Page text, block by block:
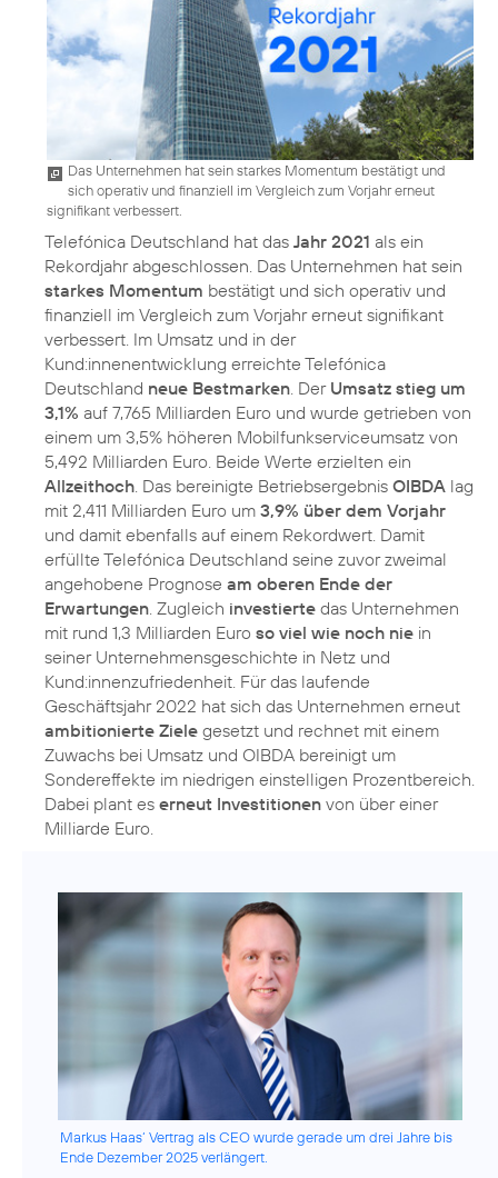
Das Unternehmen hat sein starkes Momentum bestätigt und
sich operativ und finanziell im Vergleich zum Vorjahr erneut
signifikant verbessert.
Telefónica Deutschland hat das Jahr 2021 als ein
Rekordjahr abgeschlossen. Das Unternehmen hat sein
starkes Momentum bestätigt und sich operativ und
finanziell im Vergleich zum Vorjahr erneut signifikant
verbessert. Im Umsatz und in der
Kund:innenentwicklung erreichte Telefónica
Deutschland neue Bestmarken . Der Umsatz stieg um
3,1% auf 7,765 Milliarden Euro und wurde getrieben von
einem um 3,5% höheren Mobilfunkserviceumsatz von
5,492 Milliarden Euro. Beide Werte erzielten ein
Allzeithoch . Das bereinigte Betriebsergebnis OIBDA lag
mit 2,411 Milliarden Euro um 3,9% über dem Vorjahr
und damit ebenfalls auf einem Rekordwert. Damit
erfüllte Telefónica Deutschland seine zuvor zweimal
angehobene Prognose am oberen Ende der
Erwartungen . Zugleich investierte das Unternehmen
mit rund 1,3 Milliarden Euro so viel wie noch nie in
seiner Unternehmensgeschichte in Netz und
Kund:innenzufriedenheit. Für das laufende
Geschäftsjahr 2022 hat sich das Unternehmen erneut
ambitionierte Ziele gesetzt und rechnet mit einem
Zuwachs bei Umsatz und OIBDA bereinigt um
Sondereffekte im niedrigen einstelligen Prozentbereich.
Dabei plant es erneut Investitionen von über einer
Milliarde Euro.
Markus Haas‘ Vertrag als CEO wurde gerade um drei Jahre bis
Ende Dezember 2025 verlängert.